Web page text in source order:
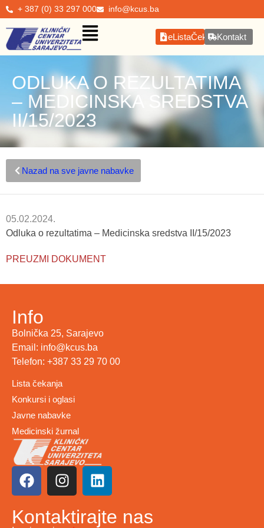
+ 387 (0) 33 297 000 info@kcus.ba
eListaČekanjaKontakt
ODLUKA O REZULTATIMA
– MEDICINSKA SREDSTVA
II/15/2023
Nazad na sve javne nabavke
05.02.2024.
Odluka o rezultatima – Medicinska sredstva II/15/2023
PREUZMI DOKUMENT
Info
Bolnička 25, Sarajevo
Email: info@kcus.ba
Telefon: +387 33 29 70 00
Lista čekanja
Konkursi i oglasi
Javne nabavke
Medicinski žurnal
Kontaktirajte nas